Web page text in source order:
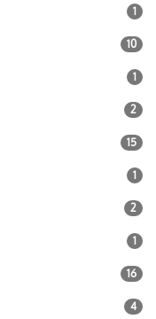
1
10
1
2
15
1
2
1
16
4